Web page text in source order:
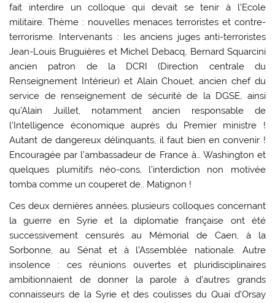
fait interdire un colloque qui devait se tenir à l’Ecole
militaire. Thème : nouvelles menaces terroristes et contre-
terrorisme. Intervenants : les anciens juges anti-terroristes
Jean-Louis Bruguières et Michel Debacq, Bernard Squarcini
ancien patron de la DCRI (Direction centrale du
Renseignement Intérieur) et Alain Chouet, ancien chef du
service de renseignement de sécurité de la DGSE, ainsi
qu’Alain Juillet, notamment ancien responsable de
l’Intelligence économique auprès du Premier ministre !
Autant de dangereux délinquants, il faut bien en convenir !
Encouragée par l’ambassadeur de France à… Washington et
quelques plumitifs néo-cons, l’interdiction non motivée
tomba comme un couperet de.. Matignon !
Ces deux dernières années, plusieurs colloques concernant
la guerre en Syrie et la diplomatie française ont été
successivement censurés au Mémorial de Caen, à la
Sorbonne, au Sénat et à l’Assemblée nationale. Autre
insolence : ces réunions ouvertes et pluridisciplinaires
ambitionnaient de donner la parole à d’autres grands
connaisseurs de la Syrie et des coulisses du Quai d’Orsay